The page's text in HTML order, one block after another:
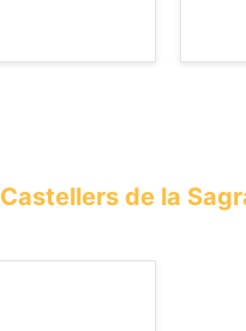
Castellers de la